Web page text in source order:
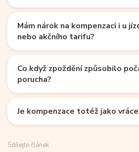
Mám nárok na kompenzaci i u
nebo akčního tarifu?
Co když zpoždění způsobilo
porucha?
Je kompenzace totéž jako
Sdílejte článek